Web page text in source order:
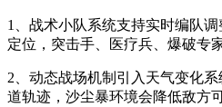
1、战术小队系统支持实时编队
定位，突击手、医疗兵、爆破专
2、动态战场机制引入天气变化
道轨迹，沙尘暴环境会降低敌方